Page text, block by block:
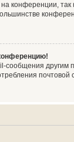
конференции,
сообщения